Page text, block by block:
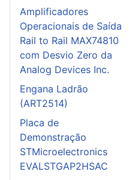
Amplificadores
Operacionais de Saída
Rail to Rail MAX74810
com Desvio Zero da
Analog Devices Inc.
Engana Ladrão
(ART2514)
Placa de
Demonstração
STMicroelectronics
EVALSTGAP2HSAC